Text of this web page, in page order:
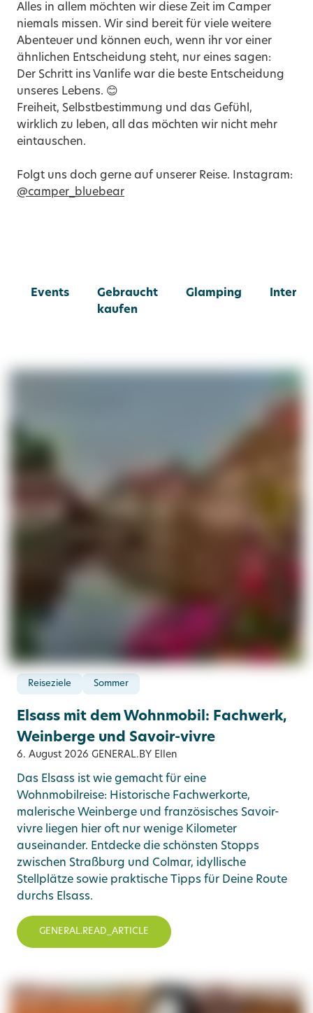
Alles in allem möchten wir diese Zeit im Camper
niemals missen. Wir sind bereit für viele weitere
Abenteuer und können euch, wenn ihr vor einer
ähnlichen Entscheidung steht, nur eines sagen:
Der Schritt ins Vanlife war die beste Entscheidung
unseres Lebens. 😊
Freiheit, Selbstbestimmung und das Gefühl,
wirklich zu leben, all das möchten wir nicht mehr
eintauschen.
Folgt uns doch gerne auf unserer Reise. Instagram:
@camper_bluebear
Events
Gebraucht
kaufen
Glamping
Reiseziele Sommer
Elsass mit dem Wohnmobil: Fachwerk,
Weinberge und Savoir-vivre
6. August 2026 GENERAL.BY Ellen
Das Elsass ist wie gemacht für eine
Wohnmobilreise: Historische Fachwerkorte,
malerische Weinberge und französisches Savoir-
vivre liegen hier oft nur wenige Kilometer
auseinander. Entdecke die schönsten Stopps
zwischen Straßburg und Colmar, idyllische
Stellplätze sowie praktische Tipps für Deine Route
durchs Elsass.
GENERAL.READ_ARTICLE